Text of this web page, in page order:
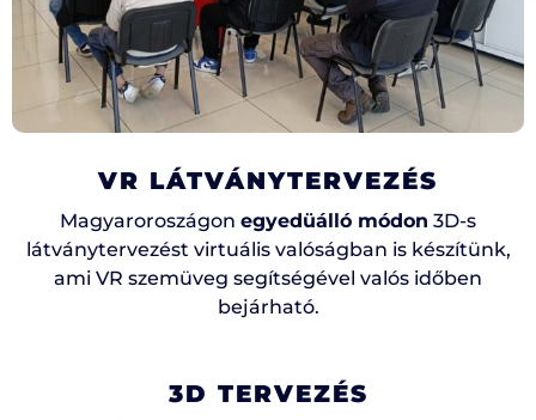
VR LÁTVÁNYTERVEZÉS
Magyaroroszágon egyedüálló módon 3D-s
látványtervezést virtuális valóságban is készítünk,
ami VR szemüveg segítségével valós időben
bejárható.
3D TERVEZÉS